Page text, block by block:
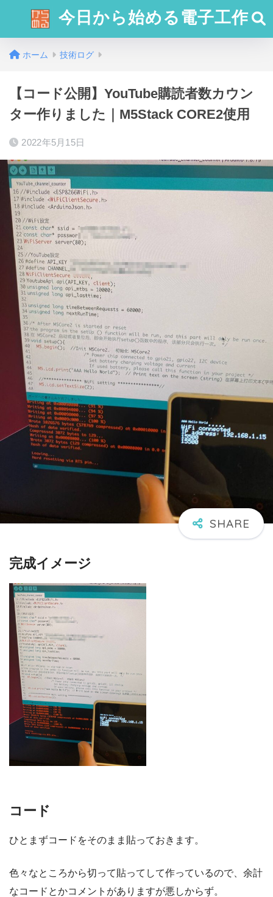
今日から始める電子工作
ホーム 技術ログ
【コード公開】YouTube購読者数カウン
ター作りました｜M5Stack CORE2使用
2022年5月15日
完成イメージ
コード
ひとまずコードをそのまま貼っておきます。
色々なところから切って貼ってして作っているので、余計
なコードとかコメントがありますが悪しからず。